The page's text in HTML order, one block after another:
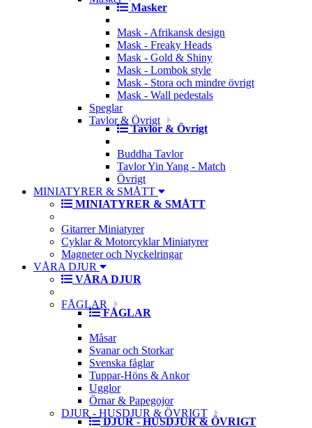
Masker
Mask - Afrikansk design
Mask - Freaky Heads
Mask - Gold & Shiny
Mask - Lombok style
Mask - Stora och mindre övrigt
Mask - Wall pedestals
Speglar
Tavlor & Övrigt
Tavlor & Övrigt
Buddha Tavlor
Tavlor Yin Yang - Match
Övrigt
MINIATYRER & SMÅTT
MINIATYRER & SMÅTT
Gitarrer Miniatyrer
Cyklar & Motorcyklar Miniatyrer
Magneter och Nyckelringar
VÅRA DJUR
VÅRA DJUR
FÅGLAR
FÅGLAR
Måsar
Svanar och Storkar
Svenska fåglar
Tuppar-Höns & Ankor
Ugglor
Örnar & Papegojor
DJUR - HUSDJUR & ÖVRIGT
DJUR - HUSDJUR & ÖVRIGT